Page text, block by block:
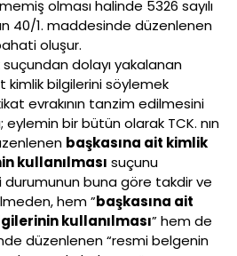
olması halinde 5326 sayılı
40/1. maddesinde düzenlenen
oluşur.
suçundan dolayı yakalanan
kimlik bilgilerini söylemek
evrakının tanzim edilmesini
eylemin bir bütün olarak TCK. nın
başkasına ait kimlik
kullanılması suçunu
durumunun buna göre takdir ve
hem ”başkasına ait
kullanılması” hem de
düzenlenen “resmi belgenin